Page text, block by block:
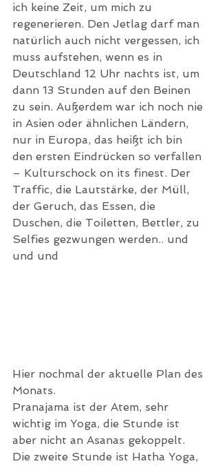
ich keine Zeit, um mich zu
regenerieren. Den Jetlag darf man
natürlich auch nicht vergessen, ich
muss aufstehen, wenn es in
Deutschland 12 Uhr nachts ist, um
dann 13 Stunden auf den Beinen
zu sein. Außerdem war ich noch nie
in Asien oder ähnlichen Ländern,
nur in Europa, das heißt ich bin
den ersten Eindrücken so verfallen
– Kulturschock on its finest. Der
Traffic, die Lautstärke, der Müll,
der Geruch, das Essen, die
Duschen, die Toiletten, Bettler, zu
Selfies gezwungen werden.. und
und und
Hier nochmal der aktuelle Plan des
Monats.
Pranajama ist der Atem, sehr
wichtig im Yoga, die Stunde ist
aber nicht an Asanas gekoppelt.
Die zweite Stunde ist Hatha Yoga,